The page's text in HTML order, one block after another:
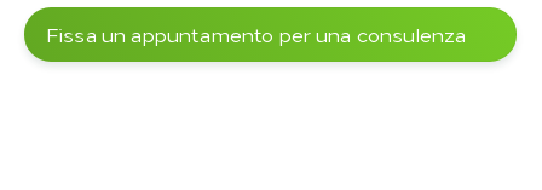
Fissa un appuntamento per una consulenza